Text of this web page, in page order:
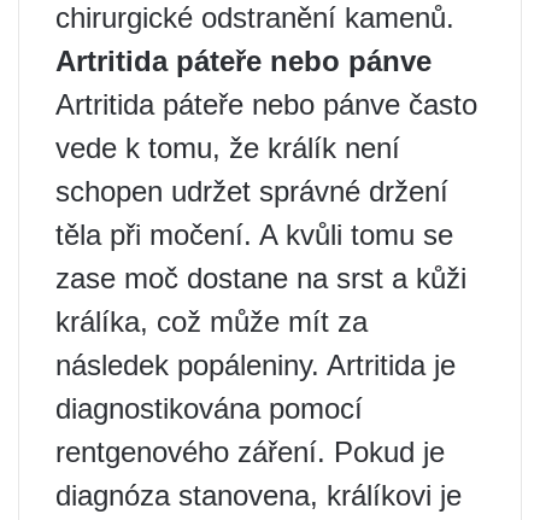
chirurgické odstranění kamenů.
Artritida páteře nebo pánve
Artritida páteře nebo pánve často
vede k tomu, že králík není
schopen udržet správné držení
těla při močení. A kvůli tomu se
zase moč dostane na srst a kůži
králíka, což může mít za
následek popáleniny. Artritida je
diagnostikována pomocí
rentgenového záření. Pokud je
diagnóza stanovena, králíkovi je